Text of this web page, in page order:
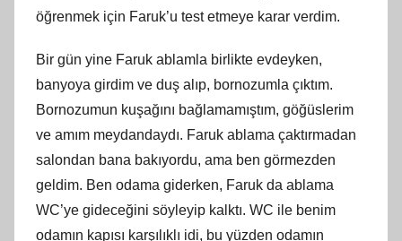
öğrenmek için Faruk’u test etmeye karar verdim.
Bir gün yine Faruk ablamla birlikte evdeyken,
banyoya girdim ve duş alıp, bornozumla çıktım.
Bornozumun kuşağını bağlamamıştım, göğüslerim
ve amım meydandaydı. Faruk ablama çaktırmadan
salondan bana bakıyordu, ama ben görmezden
geldim. Ben odama giderken, Faruk da ablama
WC’ye gideceğini söyleyip kalktı. WC ile benim
odamın kapısı karşılıklı idi, bu yüzden odamın